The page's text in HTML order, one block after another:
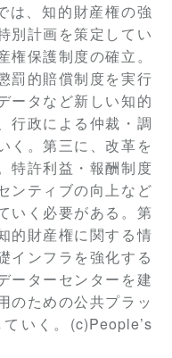
、知的財産権の強
別計画を策定してい
保護制度の確立。
罰的賠償制度を実行
ータなど新しい知的
行政による仲裁・調
く。第三に、改革を
特許利益・報酬制度
ンティブの向上など
いく必要がある。第
的財産権に関する情
インフラを強化する
ーターセンターを建
のための公共プラッ
いく。(c)People’s